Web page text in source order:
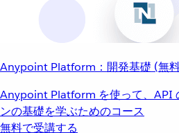
Anypoint Platform：開発基礎 (無
Anypoint Platform を使って、API
ンの基礎を学ぶためのコース
無料で受講する